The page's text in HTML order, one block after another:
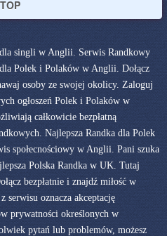
TOP
singli w Anglii. Serwis Randkowy
Polek i Polaków w Anglii. Dołącz
osoby ze swojej okolicy. Zaloguj
ogłoszeń Polek i Polaków w
całkowicie bezpłatną
Najlepsza Randka dla Polek
społecnościowy w Anglii. Pani szuka
Polska Randka w UK. Tutaj
bezpłatnie i znajdź miłość w
oznacza akceptację
prywatności określonych w
pytań lub problemów, możesz